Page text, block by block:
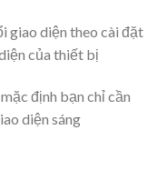
giao diện theo cài đặt
của thiết bị
định bạn chỉ cần
diện sáng